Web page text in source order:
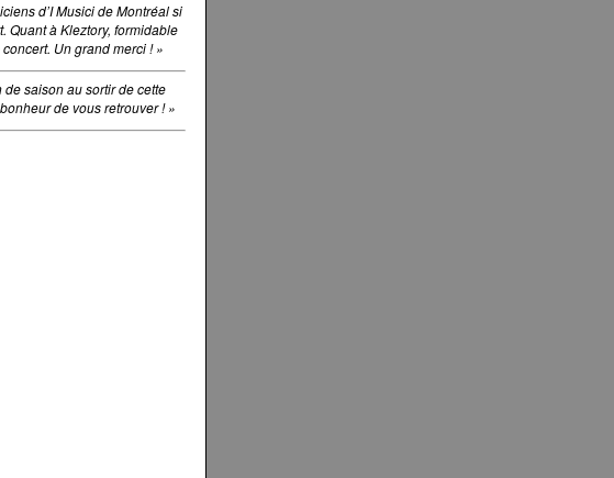
d’I Musici de Montréal si
Quant à Kleztory, formidable
Un grand merci ! »
de saison au sortir de cette
de vous retrouver ! »